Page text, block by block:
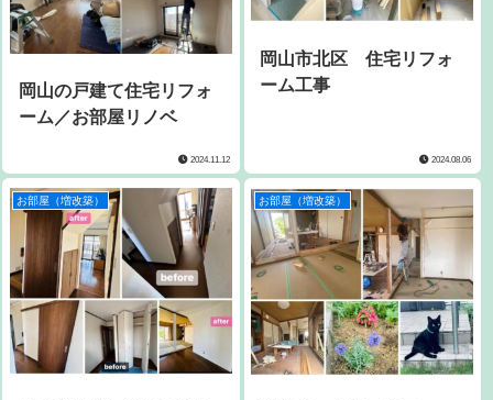
岡山の戸建て住宅リフォ
ーム／お部屋リノベ
2024.11.12
岡山市北区 住宅リフォ
ーム工事
2024.08.06
お部屋（増改築） お部屋（増改築）